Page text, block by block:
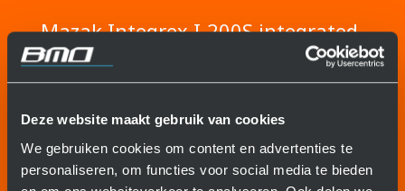
Deze website maakt gebruik van cookies
We gebruiken cookies om content en advertenties te
personaliseren, om functies voor social media te bieden
Mazak Integrex I-200S integrated
to a BMO Platinum 50
Frontloader
is integrated to a Mazak Integrex I-200S. The
robot is placed on a base to achieve the desired
ranges. The Integrex I-200S is loaded via the